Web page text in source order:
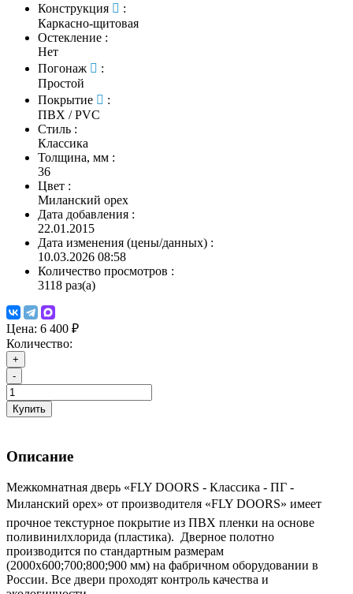
Конструкция
:
Каркасно-щитовая
Остекление :
Нет
Погонаж
:
Простой
Покрытие
:
ПВХ / PVC
Стиль :
Классика
Толщина, мм :
36
Цвет :
Миланский орех
Дата добавления :
22.01.2015
Дата изменения (цены/данных) :
10.03.2026 08:58
Количество просмотров :
3118 раз(а)
Цена: 6 400 ₽
Количество:
+
-
Купить
Описание
Межкомнатная дверь «FLY DOORS - Классика - ПГ -
Миланский орех» от производителя «FLY DOORS» имеет
прочное текстурное покрытие из ПВХ пленки на основе
поливинилхлорида (пластика). Дверное полотно
производится по стандартным размерам
(2000х600;700;800;900 мм) на фабричном оборудовании в
России. Все двери проходят контроль качества и